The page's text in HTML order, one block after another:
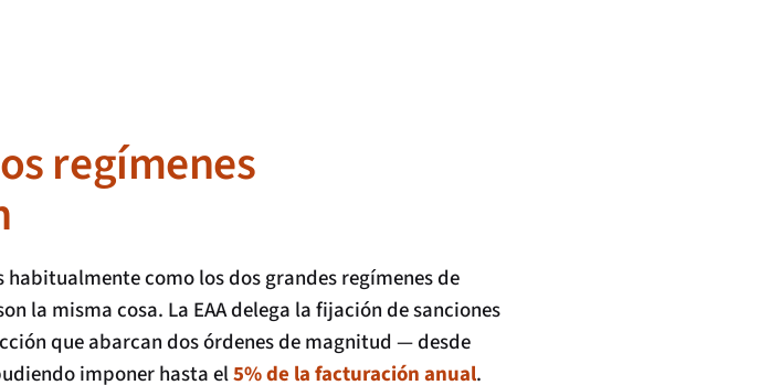
regímenes
como los dos grandes regímenes de
la misma cosa. La EAA delega la fijación de sanciones
que abarcan dos órdenes de magnitud — desde
imponer hasta el5% de la facturación anual.